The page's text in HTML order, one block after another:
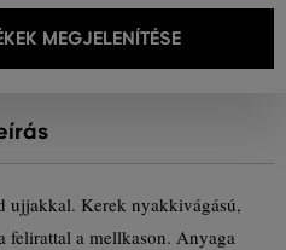
MEGJELENÍTÉSE
ujjakkal. Kerek nyakkivágású,
felirattal a mellkason. Anyaga